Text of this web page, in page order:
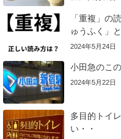
「重複」の
ゅうふく」
2024年5月24日
小田急のこ
2024年5月22日
多目的トイ
い・・